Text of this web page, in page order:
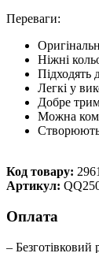
Переваги:
Ніжні
Підходять
Легкі у
Добре
Можна
Створюють
Код товару:
Артикул:
Оплата
– Безготівковий